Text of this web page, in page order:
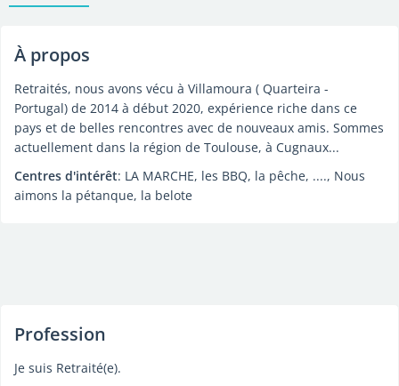
À propos
Retraités, nous avons vécu à Villamoura ( Quarteira -
Portugal) de 2014 à début 2020, expérience riche dans ce
pays et de belles rencontres avec de nouveaux amis. Sommes
actuellement dans la région de Toulouse, à Cugnaux...
Centres d'intérêt: LA MARCHE, les BBQ, la pêche, ...., Nous
aimons la pétanque, la belote
Profession
Je suis Retraité(e).